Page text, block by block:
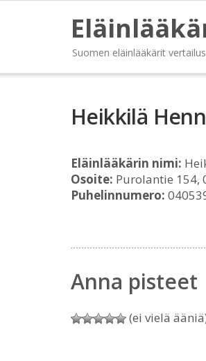
Suomen eläinlääkärit
Heikkilä
Eläinlääkärin nimi:
Osoite: Purolantie 154,
Puhelinnumero:
Anna pisteet
(ei vielä